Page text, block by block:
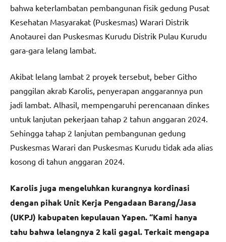
bahwa keterlambatan pembangunan fisik gedung Pusat
Kesehatan Masyarakat (Puskesmas) Warari Distrik
Anotaurei dan Puskesmas Kurudu Distrik Pulau Kurudu
gara-gara lelang lambat.
Akibat lelang lambat 2 proyek tersebut, beber Githo
panggilan akrab Karolis, penyerapan anggarannya pun
jadi lambat. Alhasil, mempengaruhi perencanaan dinkes
untuk lanjutan pekerjaan tahap 2 tahun anggaran 2024.
Sehingga tahap 2 lanjutan pembangunan gedung
Puskesmas Warari dan Puskesmas Kurudu tidak ada alias
kosong di tahun anggaran 2024.
Karolis juga mengeluhkan kurangnya kordinasi
dengan pihak Unit Kerja Pengadaan Barang/Jasa
(UKPJ) kabupaten kepulauan Yapen. “Kami hanya
tahu bahwa lelangnya 2 kali gagal. Terkait mengapa